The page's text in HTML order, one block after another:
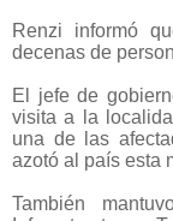
Renzi informó
decenas de
El jefe de
visita a la
una de las
azotó al país esta
También